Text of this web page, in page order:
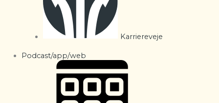
Karriereveje
Podcast/app/web